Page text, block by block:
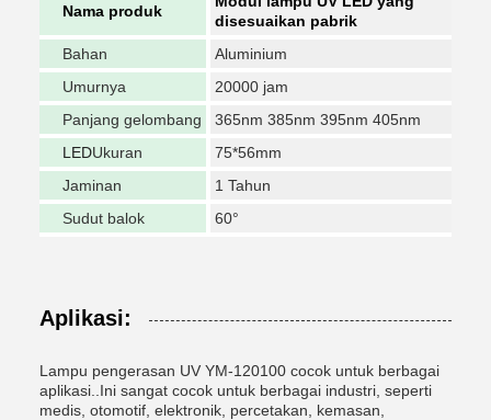
Nama produk
disesuaikan pabrik
Bahan
Aluminium
Umurnya
20000 jam
Panjang gelombang
365nm 385nm 395nm 405nm
LEDUkuran
75*56mm
Jaminan
1 Tahun
Sudut balok
60°
Aplikasi:
Lampu pengerasan UV YM-120100 cocok untuk berbagai
aplikasi..Ini sangat cocok untuk berbagai industri, seperti
medis, otomotif, elektronik, percetakan, kemasan,